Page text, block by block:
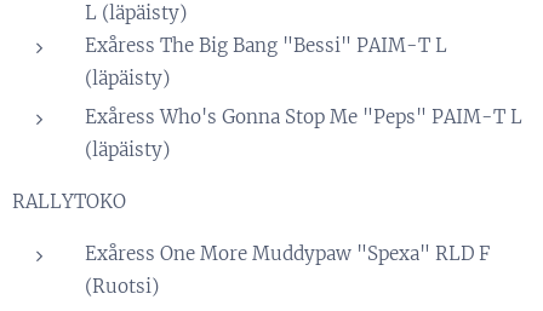
L (läpäisty)
Exåress The Big Bang "Bessi" PAIM-T L
(läpäisty)
Exåress Who's Gonna Stop Me "Peps" PAIM-T L
(läpäisty)
RALLYTOKO
Exåress One More Muddypaw "Spexa" RLD F
(Ruotsi)